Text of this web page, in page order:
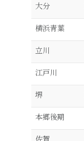
大分
横浜青葉
立川
江戸川
堺
本郷後期